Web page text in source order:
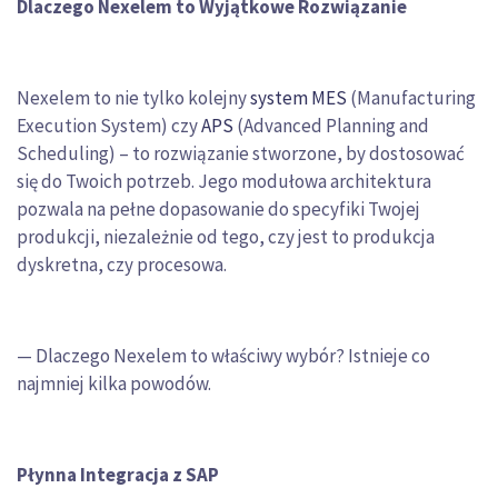
Dlaczego Nexelem to Wyjątkowe Rozwiązanie
Nexelem to nie tylko kolejnysystem MES (Manufacturing
Execution System) czyAPS (Advanced Planning and
Scheduling) – to rozwiązanie stworzone, by dostosować
się do Twoich potrzeb. Jego modułowa architektura
pozwala na pełne dopasowanie do specyfiki Twojej
produkcji, niezależnie od tego, czy jest to produkcja
dyskretna, czy procesowa.
— Dlaczego Nexelem to właściwy wybór? Istnieje co
najmniej kilka powodów.
Płynna Integracja z SAP